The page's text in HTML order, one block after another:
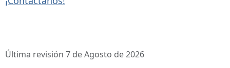
Última revisión 7 de Agosto de 2026